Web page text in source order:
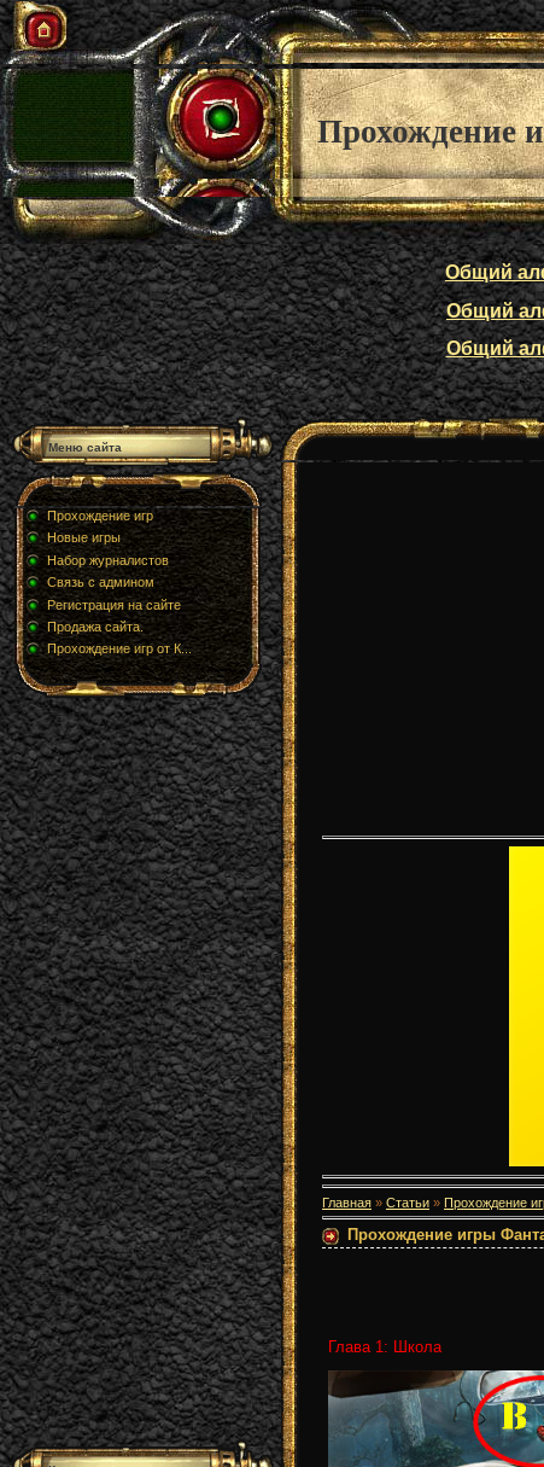
Прохождение
Общий
Общий
Общий
Меню сайта
Прохождение игр
Новые игры
Набор журналистов
Связь с админом
Регистрация на сайте
Продажа сайта.
Прохождение игр от К...
Главная » Статьи » Прохождение
Прохождение игры
Глава 1: Школа